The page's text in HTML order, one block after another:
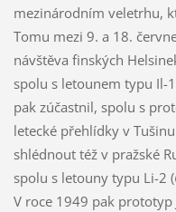
mezinárodním veletrhu,
Tomu mezi 9. a 18.
návštěva finských
spolu s letounem typu Il-
pak zúčastnil, spolu s
letecké přehlídky v
shlédnout též v pražské
spolu s letouny typu Li-2 (
V roce 1949 pak prototyp